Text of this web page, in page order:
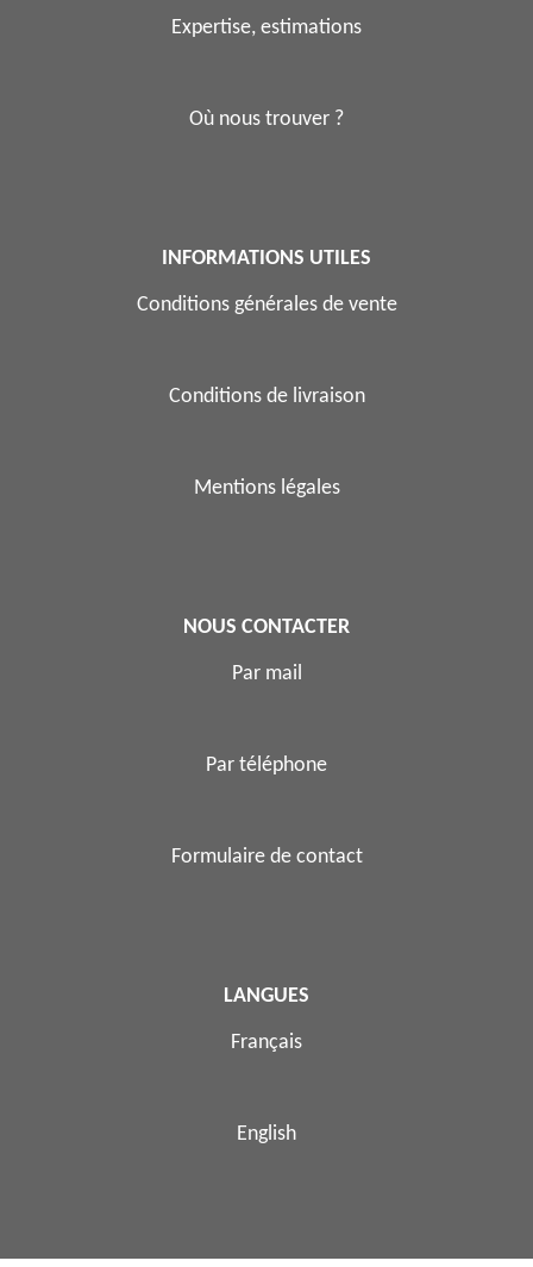
Expertise, estimations
Où nous trouver ?
INFORMATIONS UTILES
Conditions générales de vente
Conditions de livraison
Mentions légales
NOUS CONTACTER
Par mail
Par téléphone
Formulaire de contact
LANGUES
Français
English